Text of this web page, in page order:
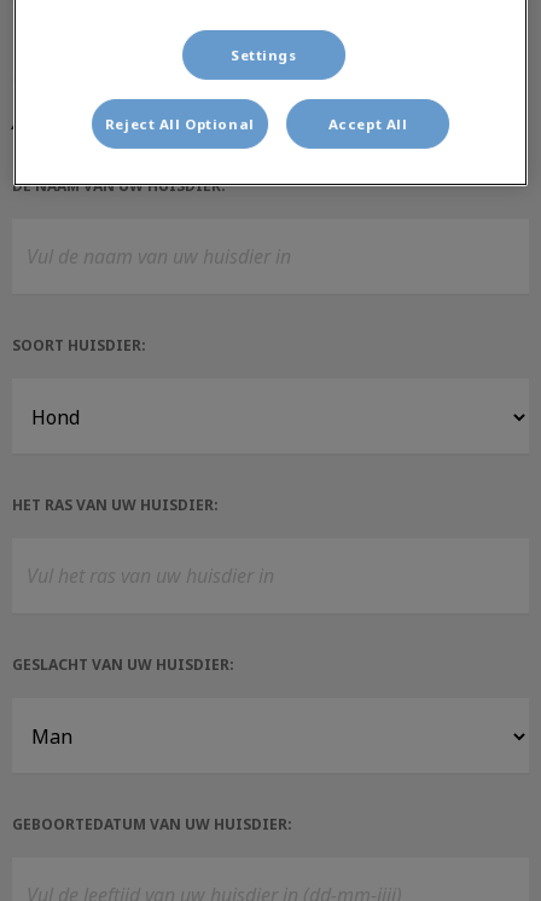
Gegevens huisdier
Alle velden zijn verplicht
DE NAAM VAN UW HUISDIER:
SOORT HUISDIER:
HET RAS VAN UW HUISDIER:
GESLACHT VAN UW HUISDIER:
GEBOORTEDATUM VAN UW HUISDIER:
Settings
Reject All Optional Accept All